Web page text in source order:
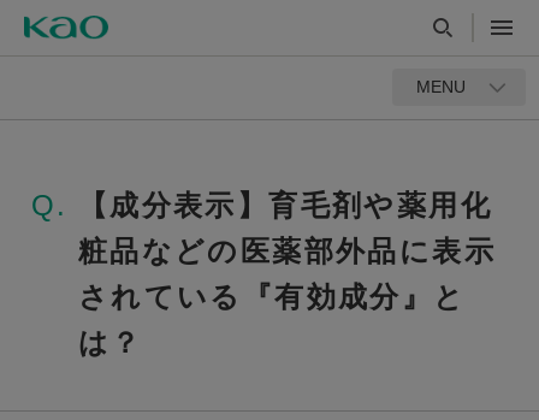
MENU
Q.
【成分表示】育毛剤や薬用化
粧品などの医薬部外品に表示
されている『有効成分』と
は？